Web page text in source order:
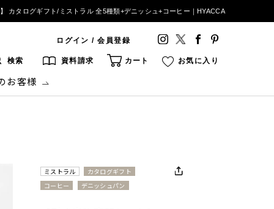
カタログギフト/ミストラル 全5種類+デニッシュ+コーヒー｜HYACCA
ログイン / 会員登録
検索 資料請求 カート お気に入り
お客様
ミストラル
カタログギフト
コーヒー
デニッシュパン